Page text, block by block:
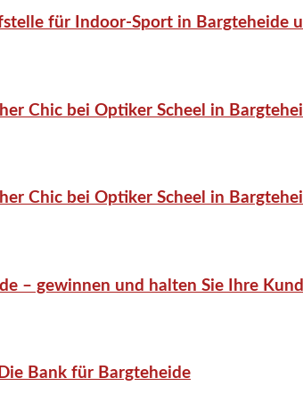
für Indoor-Sport in Bargteheide
Chic bei Optiker Scheel in
Chic bei Optiker Scheel in
– gewinnen und halten Sie Ihre
Bank für Bargteheide